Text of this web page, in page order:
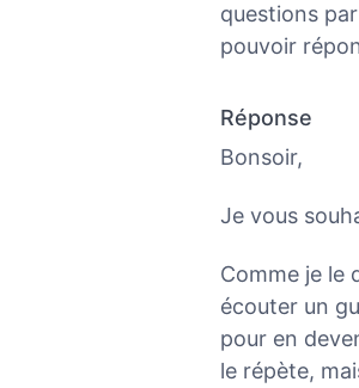
questions
pouvoir
Réponse
Bonsoir,
Je vous
Comme je le
écouter un
pour en
le répète,